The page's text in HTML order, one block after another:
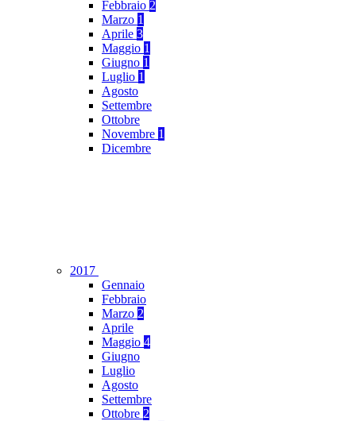
Febbraio 2
Marzo 1
Aprile 3
Maggio 1
Giugno 1
Luglio 1
Agosto
Settembre
Ottobre
Novembre 1
Dicembre
2017
Gennaio
Febbraio
Marzo 2
Aprile
Maggio 4
Giugno
Luglio
Agosto
Settembre
Ottobre 2